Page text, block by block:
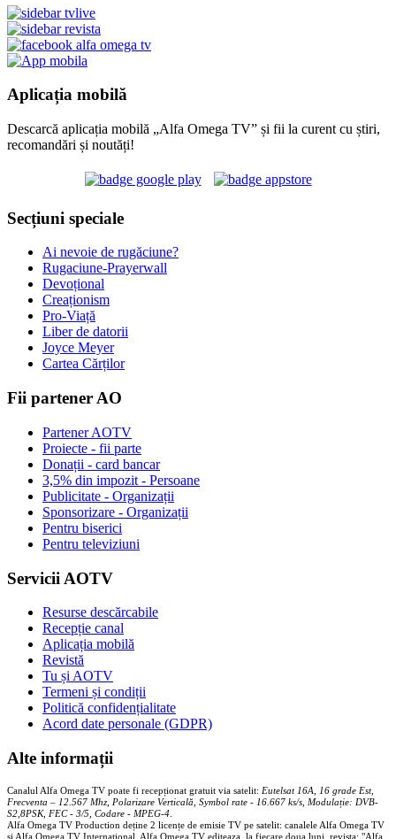
Aplicația mobilă
Descarcă aplicația mobilă „Alfa Omega TV” și fii la curent cu știri,
recomandări și noutăți!
Secțiuni speciale
Ai nevoie de rugăciune?
Rugaciune-Prayerwall
Devoțional
Creaționism
Pro-Viață
Liber de datorii
Joyce Meyer
Cartea Cărților
Fii partener AO
Partener AOTV
Proiecte - fii parte
Donații - card bancar
3,5% din impozit - Persoane
Publicitate - Organizații
Sponsorizare - Organizații
Pentru biserici
Pentru televiziuni
Servicii AOTV
Resurse descărcabile
Recepție canal
Aplicația mobilă
Revistă
Tu și AOTV
Termeni și condiții
Politică confidențialitate
Acord date personale (GDPR)
Alte informații
Canalul Alfa Omega TV poate fi recepționat gratuit via satelit: Eutelsat 16A, 16 grade Est,
Frecventa – 12.567 Mhz, Polarizare Verticală, Symbol rate - 16.667 ks/s, Modulație: DVB-
S2,8PSK, FEC - 3/5, Codare - MPEG-4
Alfa Omega TV Production deține 2 licențe de emisie TV pe satelit: canalele Alfa Omega TV
și Alfa Omega TV Internațional. Alfa Omega TV editeaza, la fiecare doua luni, revista: "Alfa